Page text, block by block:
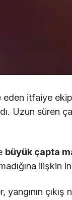
eden itfaiye
Uzun süren
büyük çapta
ilişkin
yangının